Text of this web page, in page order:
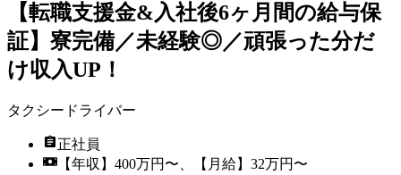
【転職支援金&入社後6ヶ月間の給与保
証】寮完備／未経験◎／頑張った分だ
け収入UP！
タクシードライバー
正社員
【年収】400万円〜、【月給】32万円〜